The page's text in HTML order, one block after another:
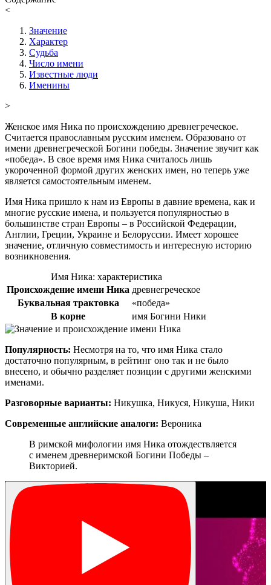
<
Значение
Характер
Судьба
Число имени
Известные люди
Именины
>
Женское имя Ника по происхождению древнегреческое.
Считается православным русским именем. Образовано от
имени древнегреческой Богини победы. Значение звучит как
«победа». В свое время имя Ника считалось лишь
укороченной формой других женских имен, но теперь уже
является самостоятельным именем.
Имя Ника пришло к нам из Европы в давние времена, как и
многие русские имена, и пользуется популярностью в
большинстве стран Европы – в Российской Федерации,
Англии, Греции, Украине и Белоруссии. Имеет хорошее
значение, отличную совместимость и интересную историю
возникновения.
Имя Ника: характеристика
Происхождение имени Ника древнегреческое
Буквальная трактовка
«победа»
В корне
имя Богини Ники
Популярность: Несмотря на то, что имя Ника стало
достаточно популярным, в рейтинг оно так и не было
внесено, и обычно разделяет позиции с другими женскими
именами.
Разговорные варианты: Никушка, Никуся, Никуша, Ники
Современные английские аналоги: Вероника
В римской мифологии имя Ника отождествляется
с именем древнеримской Богини Победы –
Викторией.